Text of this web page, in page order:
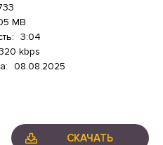
MB
3:04
kbps
08.08.2025
СКАЧАТЬ